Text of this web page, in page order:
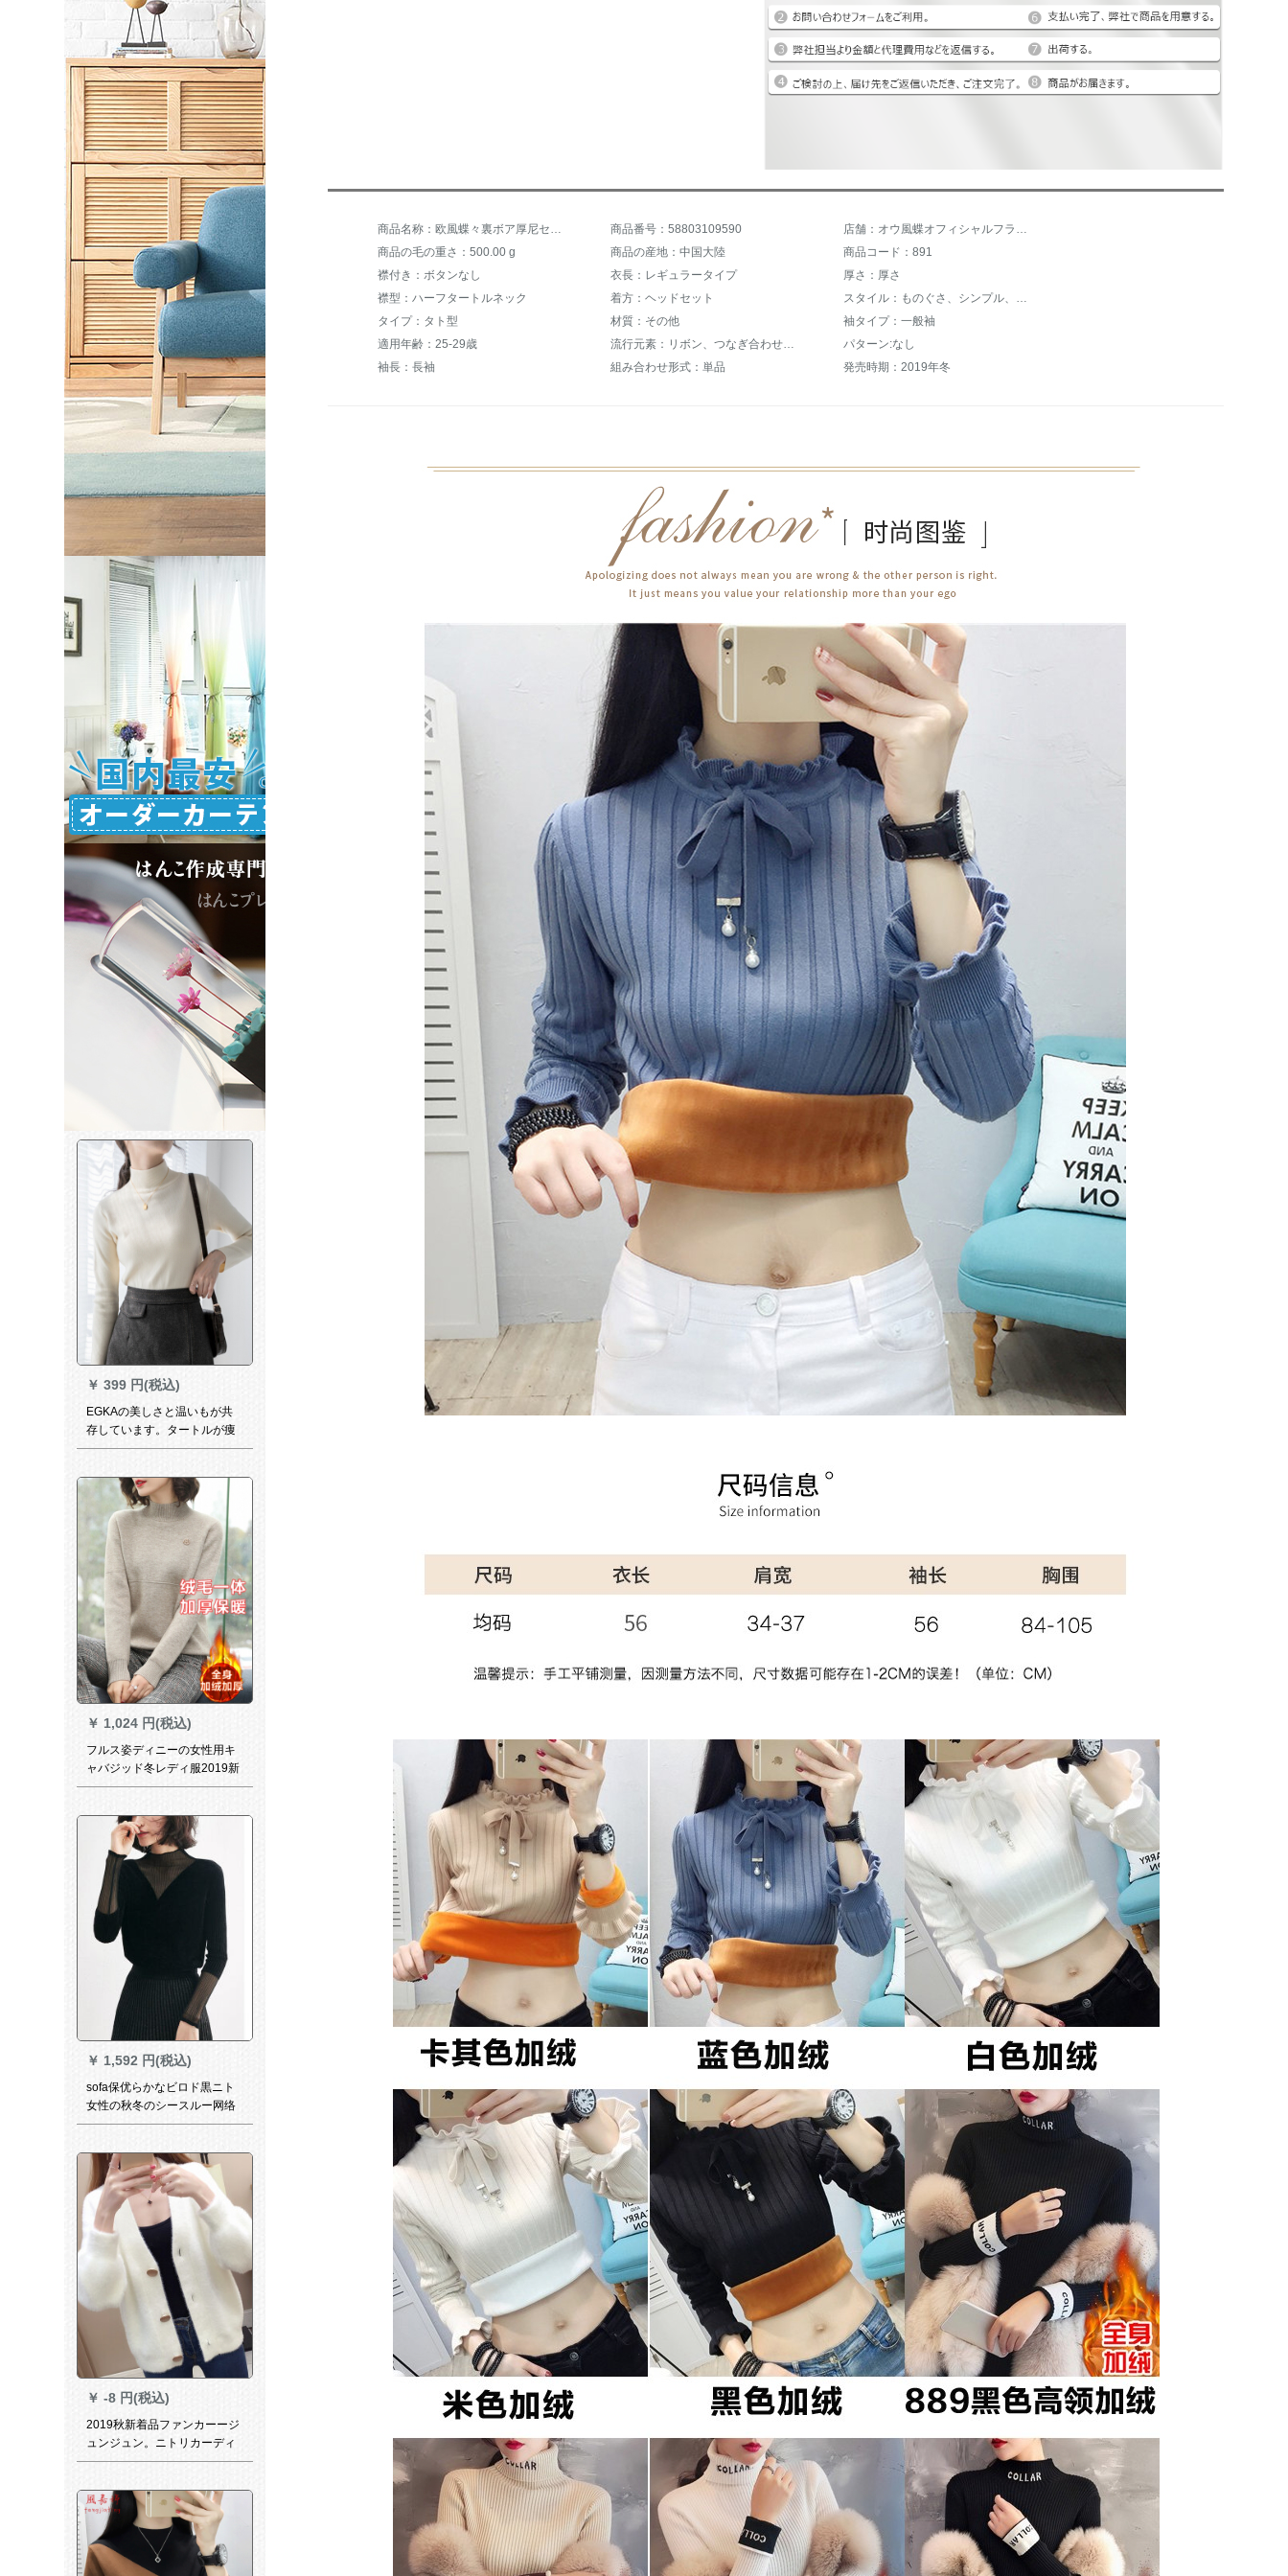
￥ 399 円(税込)
EGKAの美しさと温いもが共
存しています。タートルが痩
せる。ハーフートが底を打っ
厚く、无地に戻ってきます。
￥ 1,024 円(税込)
フルス姿ディニーの女性用キ
ャバジッド冬レディ服2019新
品韩国ファンシー好调なセズ
トされていません。
￥ 1,592 円(税込)
sofa保优らかなビロド黒ニト
女性の秋冬のシースルー网络
み合わせて、女性の长袖2019
ています。
￥ -8 円(税込)
2019秋新着品ファンカーージ
ュンジュン。ニトリカーディ
ックF 6685 mホワイト色フリ
商品名称：欧風蝶々裏ボア厚尼セットヘッドセタ2019秋冬新品韓国ファンシー長袖显痩せ娃娃襟半タルネク女史レインレインコート潮色ボアシーズ 商品番号：58803109590
店舗：オウ風蝶オフィシャルフラッグショップ
商品の毛の重さ：500.00 g
商品の産地：中国大陸
商品コード：891
襟付き：ボタンなし
衣長：レギュラータイプ
厚さ：厚さ
襟型：ハーフタートルネック
着方：ヘッドセット
スタイル：ものぐさ、シンプル、バック、韓国ファンシー
タイプ：タト型
材質：その他
袖タイプ：一般袖
適用年齢：25-29歳
流行元素：リボン、つなぎ合わせ、フリル、3 D、その他
パターン:なし
袖長：長袖
組み合わせ形式：単品 発売時期：2019年冬